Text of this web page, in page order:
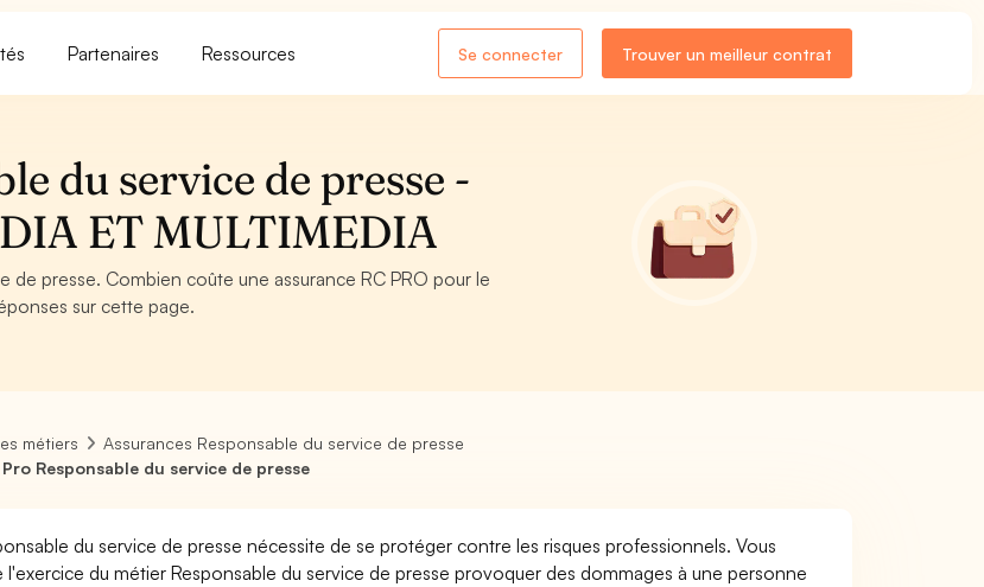
Partenaires Ressources Se connecter Trouver un meilleur contrat
du service de presse -
ET MULTIMEDIA
de presse. Combien coûte une assurance RC PRO pour le
sur cette page.
métiers
Assurances Responsable du service de presse
Responsable du service de presse
du service de presse nécessite de se protéger contre les risques professionnels. Vous
l'exercice du métier Responsable du service de presse provoquer des dommages à une personne